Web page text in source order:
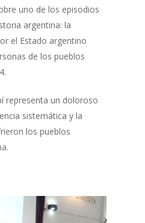
uno de los episodios
argentina: la
el Estado argentino
de los pueblos
representa un doloroso
sistemática y la
los pueblos